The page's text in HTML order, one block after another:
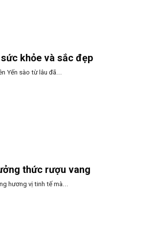
khỏe và sắc đẹp
Yến sào từ lâu đã...
thức rượu vang
hương vị tinh tế mà...